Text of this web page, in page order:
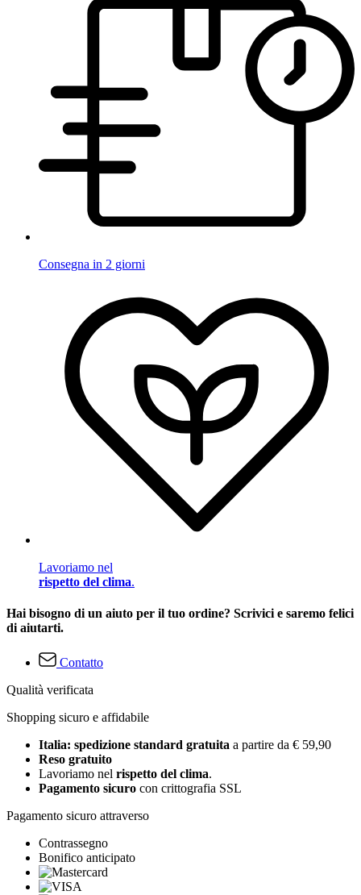
Consegna in 2 giorni
Lavoriamo nel
rispetto del clima.
Hai bisogno di un aiuto per il tuo ordine? Scrivici e saremo felici
di aiutarti.
Contatto
Qualità verificata
Shopping sicuro e affidabile
Italia: spedizione standard gratuita a partire da € 59,90
Reso gratuito
Lavoriamo nel rispetto del clima.
Pagamento sicuro con crittografia SSL
Pagamento sicuro attraverso
Contrassegno
Bonifico anticipato